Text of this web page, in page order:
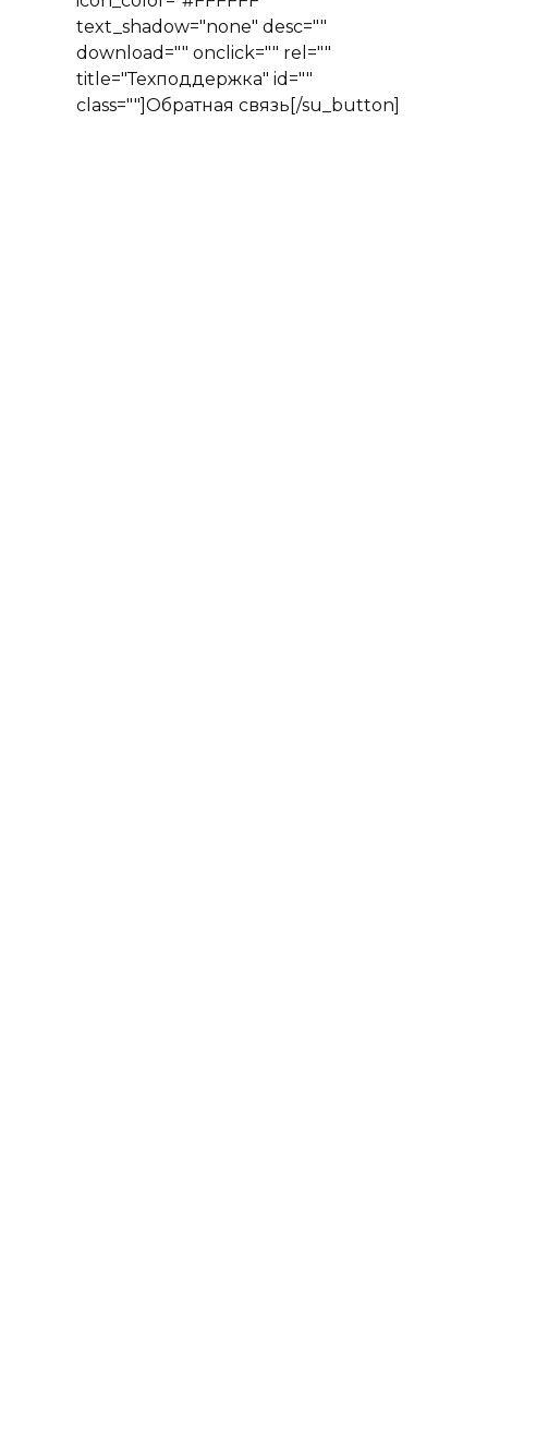
text_shadow="none" desc=""
download="" onclick="" rel=""
title="Техподдержка" id=""
class=""]Обратная связь[/su_button]